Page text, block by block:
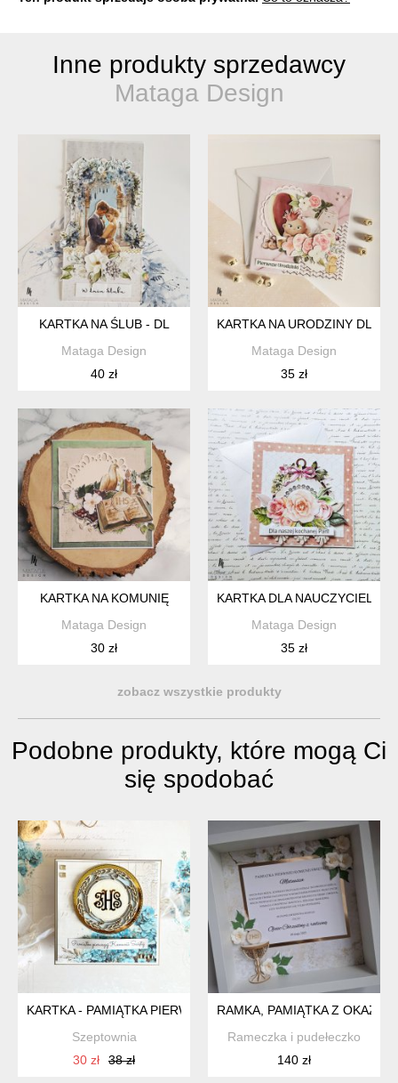
Inne produkty sprzedawcy
Mataga Design
KARTKA NA ŚLUB - DL
Mataga Design
40 zł
KARTKA NA URODZINY DLA
Mataga Design
35 zł
KARTKA NA KOMUNIĘ
Mataga Design
30 zł
KARTKA DLA NAUCZYCIELA -
Mataga Design
35 zł
zobacz wszystkie produkty
Podobne produkty, które mogą Ci
się spodobać
KARTKA - PAMIĄTKA PIERWSZEJ KOMUNII ŚWIĘTEJ
Szeptownia
30 zł
38 zł
RAMKA, PAMIĄTKA Z OKAZJI
Rameczka i pudełeczko
140 zł